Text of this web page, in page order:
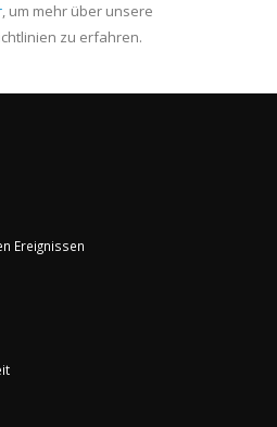
, um mehr über unsere
zu erfahren.
Ereignissen